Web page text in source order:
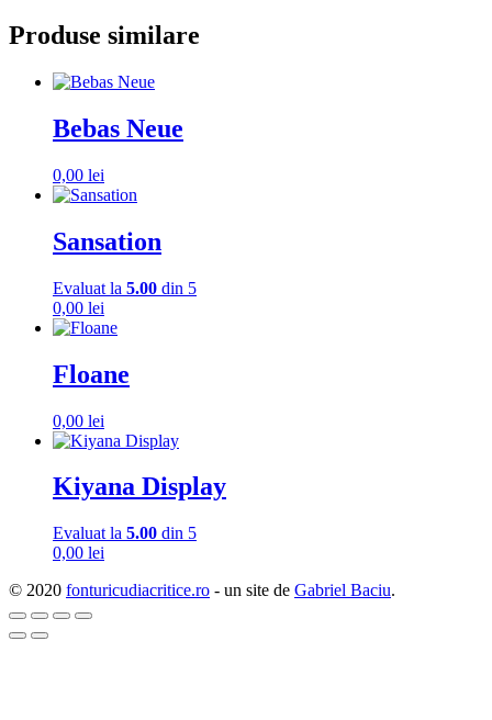
Produse similare
Bebas Neue
0,00 lei
Sansation
Evaluat la 5.00 din 5
0,00 lei
Floane
0,00 lei
Kiyana Display
Evaluat la 5.00 din 5
0,00 lei
© 2020 fonturicudiacritice.ro - un site de Gabriel Baciu.